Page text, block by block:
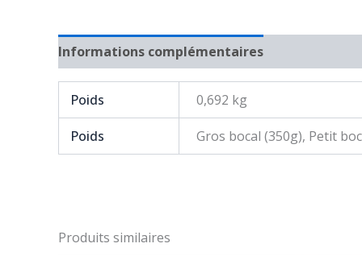
Informations complémentaires
Poids 0,692 kg
Poids Gros bocal (350g), Petit
Produits similaires